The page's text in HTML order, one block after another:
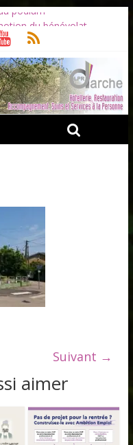
podium
du bénévolat
tous !
2026
Lycée Darche
Suivant →
aimer